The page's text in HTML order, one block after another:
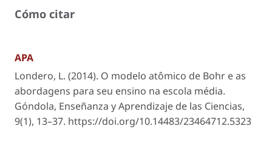
Cómo citar
APA
Londero, L. (2014). O modelo atômico de Bohr e as
abordagens para seu ensino na escola média.
Góndola, Enseñanza y Aprendizaje de las Ciencias,
9(1), 13–37. https://doi.org/10.14483/23464712.5323